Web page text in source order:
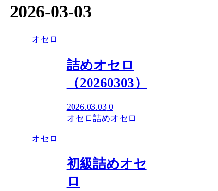
2026-03-03
オセロ
詰めオセロ
（20260303）
2026.03.03 0
オセロ詰めオセロ
オセロ
初級詰めオセ
ロ